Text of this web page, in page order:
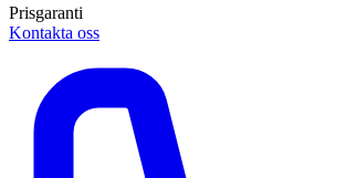
Prisgaranti
Kontakta oss